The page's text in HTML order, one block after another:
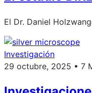
El Dr. Daniel
Investigación
29 octubre, 2025 • 7